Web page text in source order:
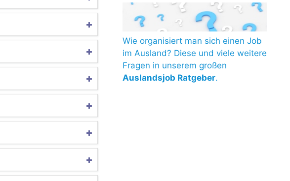
Wie organisiert man sich einen Job
im Ausland? Diese und viele weitere
Fragen in unserem großen
Auslandsjob Ratgeber.